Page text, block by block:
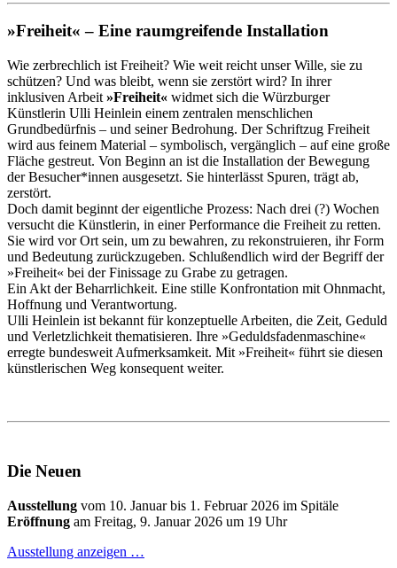
»Freiheit« – Eine raumgreifende Installation
Wie zerbrechlich ist Freiheit? Wie weit reicht unser Wille, sie zu
schützen? Und was bleibt, wenn sie zerstört wird? In ihrer
inklusiven Arbeit »Freiheit« widmet sich die Würzburger
Künstlerin Ulli Heinlein einem zentralen menschlichen
Grundbedürfnis – und seiner Bedrohung. Der Schriftzug Freiheit
wird aus feinem Material – symbolisch, vergänglich – auf eine große
Fläche gestreut. Von Beginn an ist die Installation der Bewegung
der Besucher*innen ausgesetzt. Sie hinterlässt Spuren, trägt ab,
zerstört.
Doch damit beginnt der eigentliche Prozess: Nach drei (?) Wochen
versucht die Künstlerin, in einer Performance die Freiheit zu retten.
Sie wird vor Ort sein, um zu bewahren, zu rekonstruieren, ihr Form
und Bedeutung zurückzugeben. Schlußendlich wird der Begriff der
»Freiheit« bei der Finissage zu Grabe zu getragen.
Ein Akt der Beharrlichkeit. Eine stille Konfrontation mit Ohnmacht,
Hoffnung und Verantwortung.
Ulli Heinlein ist bekannt für konzeptuelle Arbeiten, die Zeit, Geduld
und Verletzlichkeit thematisieren. Ihre »Geduldsfadenmaschine«
erregte bundesweit Aufmerksamkeit. Mit »Freiheit« führt sie diesen
künstlerischen Weg konsequent weiter.
Die Neuen
Ausstellung vom 10. Januar bis 1. Februar 2026 im Spitäle
Eröffnung am Freitag, 9. Januar 2026 um 19 Uhr
Ausstellung anzeigen …